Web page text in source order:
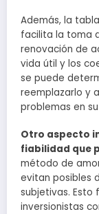
Además, la
facilita la toma
renovación de
vida útil y los
se puede
reemplazarlo y
problemas en
Otro aspecto
fiabilidad que
método de
evitan posibles
subjetivas.
inversionistas